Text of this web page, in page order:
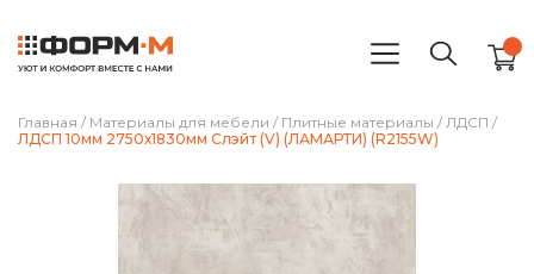
Главная / Материалы для мебели / Плитные материалы / ЛДСП /
ЛДСП 10мм 2750х1830мм Слэйт (V) (ЛАМАРТИ) (R2155W)